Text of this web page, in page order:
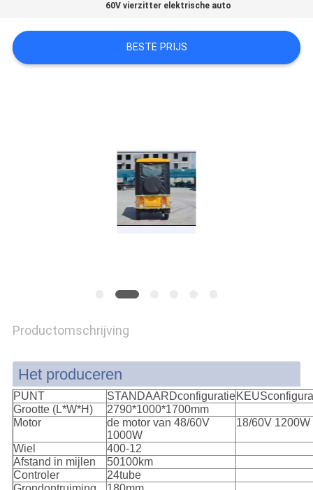
EEN
CITAAT
60V vierzitter elektrische auto
BESTE PRIJS
Productomschrijving
Het produceren
PUNT STANDAARDconfiguratie
Grootte (L*W*H)
2790*1000*1700mm
Motor
de motor van 48/60V
1000W
18/60V 1200W
Wiel
400-12
Afstand in mijlen
50100km
Controler
24tube